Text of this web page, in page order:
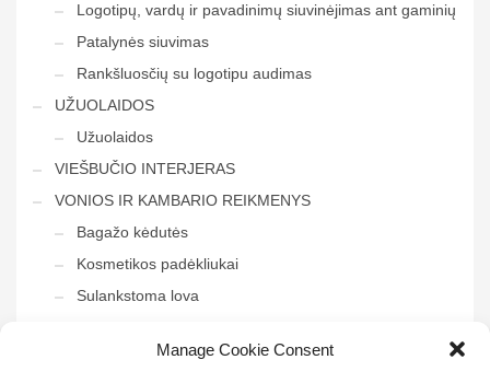
Manage Cookie Consent
Logotipų, vardų ir pavadinimų siuvinėjimas ant gaminių
Patalynės siuvimas
Rankšluosčių su logotipu audimas
UŽUOLAIDOS
Užuolaidos
VIEŠBUČIO INTERJERAS
VONIOS IR KAMBARIO REIKMENYS
Bagažo kėdutės
Kosmetikos padėkliukai
Sulankstoma lova
Veidrodis į vonią